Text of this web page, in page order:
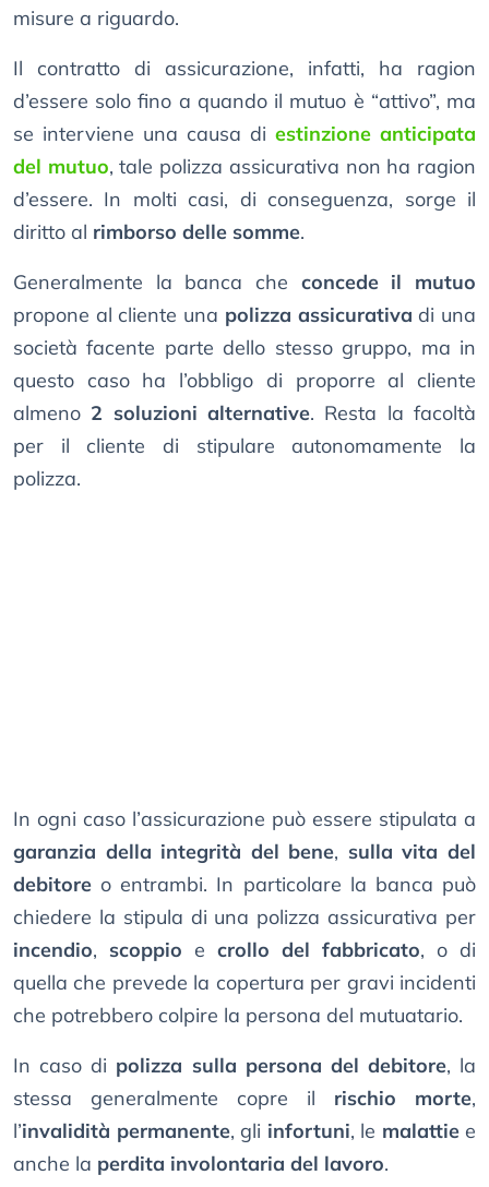
misure a riguardo.
Il contratto di assicurazione, infatti, ha ragion
d’essere solo fino a quando il mutuo è “attivo”, ma
se interviene una causa di estinzione anticipata
del mutuo, tale polizza assicurativa non ha ragion
d’essere. In molti casi, di conseguenza, sorge il
diritto al rimborso delle somme.
Generalmente la banca che concede il mutuo
propone al cliente una polizza assicurativa di una
società facente parte dello stesso gruppo, ma in
questo caso ha l’obbligo di proporre al cliente
almeno 2 soluzioni alternative. Resta la facoltà
per il cliente di stipulare autonomamente la
polizza.
In ogni caso l’assicurazione può essere stipulata a
garanzia della integrità del bene, sulla vita del
debitore o entrambi. In particolare la banca può
chiedere la stipula di una polizza assicurativa per
incendio, scoppio e crollo del fabbricato, o di
quella che prevede la copertura per gravi incidenti
che potrebbero colpire la persona del mutuatario.
In caso di polizza sulla persona del debitore, la
stessa generalmente copre il rischio morte,
l’invalidità permanente, gli infortuni, le malattiee
anche la perdita involontaria del lavoro.